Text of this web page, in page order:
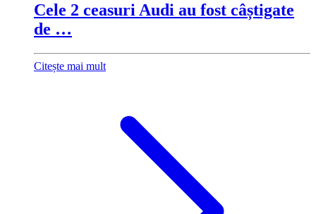
Cele 2 ceasuri Audi au fost câștigate
de …
Citește mai mult